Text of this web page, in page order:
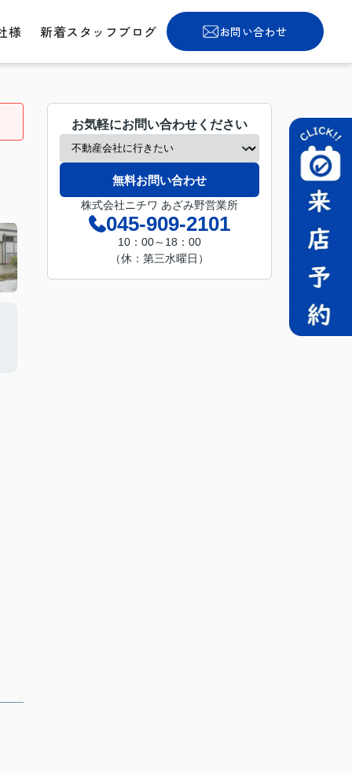
様 新着スタッフブログ お問い合わせ
お気軽にお問い合わせください
無料お問い合わせ
株式会社ニチワ あざみ野営業所
045-909-2101
10：00～18：00
（休：第三水曜日）